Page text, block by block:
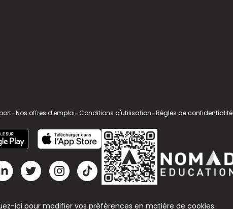
-Nos offres d'emploi-Conditions d'utilisation-Règles de confidentialité
ici pour modifier vos préférences en matière de cookies